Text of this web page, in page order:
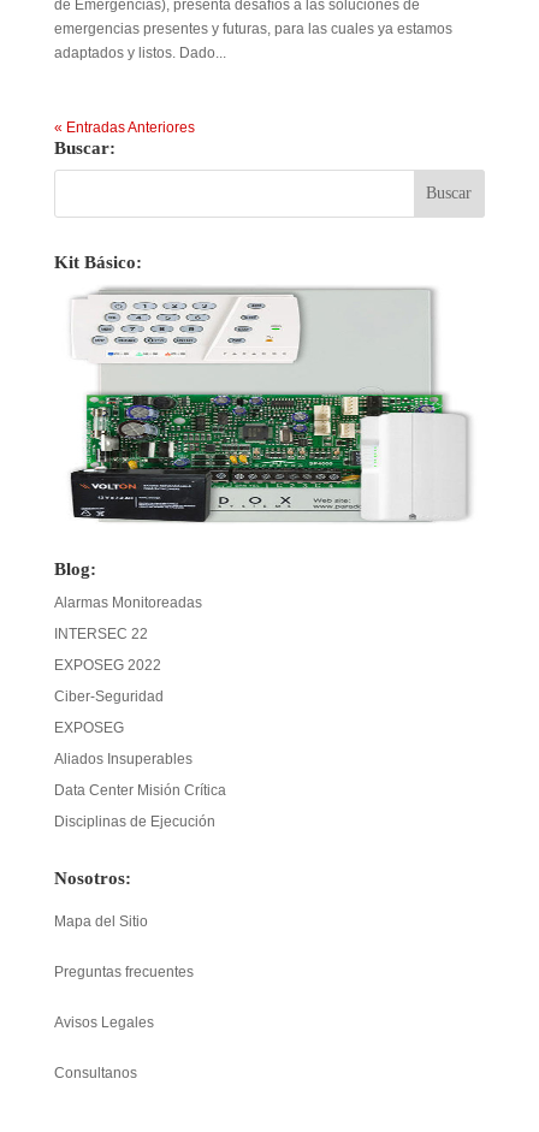
de Emergencias), presenta desafíos a las soluciones de
emergencias presentes y futuras, para las cuales ya estamos
adaptados y listos. Dado...
« Entradas Anteriores
Buscar:
Kit Básico:
Blog:
Alarmas Monitoreadas
INTERSEC 22
EXPOSEG 2022
Ciber-Seguridad
EXPOSEG
Aliados Insuperables
Data Center Misión Crítica
Disciplinas de Ejecución
Nosotros:
Mapa del Sitio
Preguntas frecuentes
Avisos Legales
Consultanos